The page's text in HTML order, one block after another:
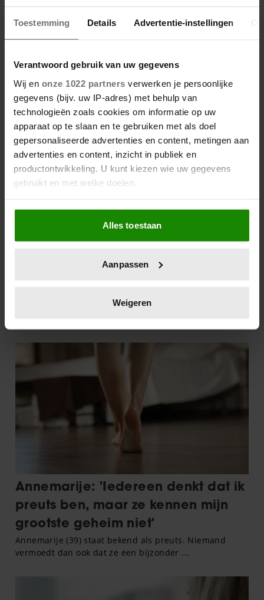
Toestemming Details Advertentie-instellingen
Verantwoord gebruik van uw gegevens
Wij en onze 1022 partners verwerken je persoonlijke
gegevens (bijv. uw IP-adres) met behulp van
technologieën zoals cookies om informatie op uw
apparaat op te slaan en te gebruiken met als doel
gepersonaliseerde advertenties en content, metingen aan
advertenties en content, inzicht in publiek en
productontwikkeling. U kunt kiezen wie uw gegevens
gebruikt en met welke doelen.
Als u het toestaat, willen we ook graag:
Informatie verzamelen over uw geografische
locatie, die tot een paar meter nauwkeurig kan zijn
scannen op specifieke eigenschappen (fingerprinting)
verwerkt en stel uw voorkeuren in het
intrekken in de Cookieverklaring.
We gebruiken cookies om content en advertenties te
en om ons websiteverkeer te analyseren. Ook delen we
informatie over uw gebruik van onze site met onze
partners voor social media, adverteren en analyse. Deze
partners kunnen deze gegevens combineren met andere
informatie die u aan ze heeft verstrekt of die ze hebben
verzameld op basis van uw gebruik van hun services. U
gebruiken.
Alles toestaan
Aanpassen
Weigeren
Aan je handen klopt alles,
en dan is er je pols